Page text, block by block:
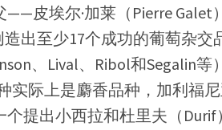
皮埃尔·加莱（Pierre Galet
出至少17个成功的葡萄杂交
、Lival、Ribol和Segalin
实际上是麝香品种，加利福
提出小西拉和杜里夫（